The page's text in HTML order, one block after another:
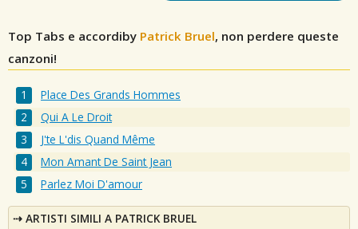
Top Tabs e accordiby Patrick Bruel, non perdere queste
canzoni!
Place Des Grands Hommes
Qui A Le Droit
J'te L'dis Quand Même
Mon Amant De Saint Jean
Parlez Moi D'amour
ARTISTI SIMILI A PATRICK BRUEL